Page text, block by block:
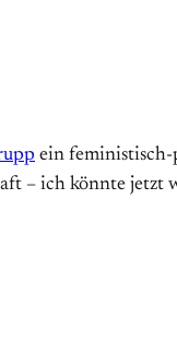
ein
– ich könnte